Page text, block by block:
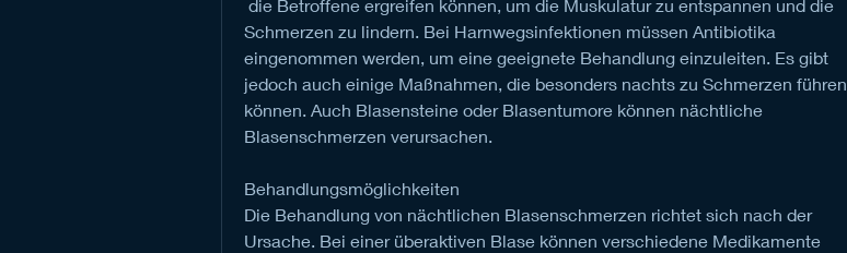
Schmerzen zu lindern. Bei Harnwegsinfektionen müssen Antibiotika
eingenommen werden, um eine geeignete Behandlung einzuleiten. Es gibt
jedoch auch einige Maßnahmen, die besonders nachts zu Schmerzen führen
können. Auch Blasensteine oder Blasentumore können nächtliche
Blasenschmerzen verursachen.
Behandlungsmöglichkeiten
Die Behandlung von nächtlichen Blasenschmerzen richtet sich nach der
Ursache. Bei einer überaktiven Blase können verschiedene Medikamente